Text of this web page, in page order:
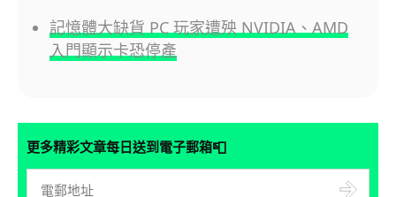
記憶體大缺貨 PC 玩家遭殃 NVIDIA、AMD
入門顯示卡恐停產
更多精彩文章每日送到電子郵箱📮